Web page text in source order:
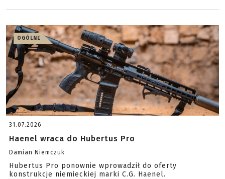
OGÓLNE
31.07.2026
Haenel wraca do Hubertus Pro
Damian Niemczuk
Hubertus Pro ponownie wprowadził do oferty
konstrukcje niemieckiej marki C.G. Haenel.